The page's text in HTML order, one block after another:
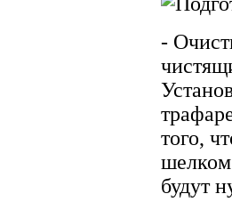
-
того,
будут